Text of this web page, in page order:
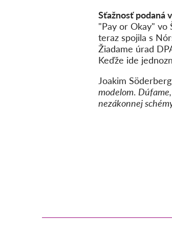
Sťažnosť podaná
"Pay or Okay" vo
teraz spojila s
Žiadame úrad
Keďže ide
Joakim
modelom.
nezákonnej